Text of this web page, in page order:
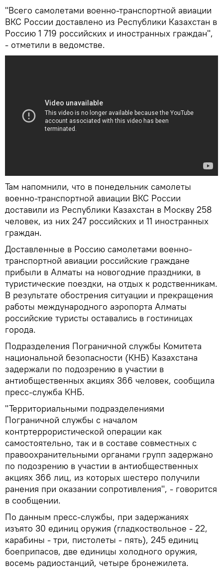
"Всего самолетами военно-транспортной авиации
ВКС России доставлено из Республики Казахстан в
Россию 1 719 российских и иностранных граждан",
- отметили в ведомстве.
Там напомнили, что в понедельник самолеты
военно-транспортной авиации ВКС России
доставили из Республики Казахстан в Москву 258
человек, из них 247 российских и 11 иностранных
граждан.
Доставленные в Россию самолетами военно-
транспортной авиации российские граждане
прибыли в Алматы на новогодние праздники, в
туристические поездки, на отдых к родственникам.
В результате обострения ситуации и прекращения
работы международного аэропорта Алматы
российские туристы оставались в гостиницах
города.
Подразделения Пограничной службы Комитета
национальной безопасности (КНБ) Казахстана
задержали по подозрению в участии в
антиобщественных акциях 366 человек, сообщила
пресс-служба КНБ.
"Территориальными подразделениями
Пограничной службы с началом
контртеррористической операции как
самостоятельно, так и в составе совместных с
правоохранительными органами групп задержано
по подозрению в участии в антиобщественных
акциях 366 лиц, из которых шестеро получили
ранения при оказании сопротивления", - говорится
в сообщении.
По данным пресс-службы, при задержаниях
изъято 30 единиц оружия (гладкоствольное - 22,
карабины - три, пистолеты - пять), 245 единиц
боеприпасов, две единицы холодного оружия,
восемь радиостанций, четыре бронежилета.